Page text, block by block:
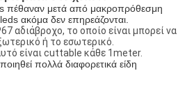
πέθαναν μετά από μακροπρόθεσμη
ακόμα δεν επηρεάζονται.
αδιάβροχο, το οποίο είναι μπορεί να
ή το εσωτερικό.
είναι cuttable κάθε 1meter.
πολλά διαφορετικά είδη